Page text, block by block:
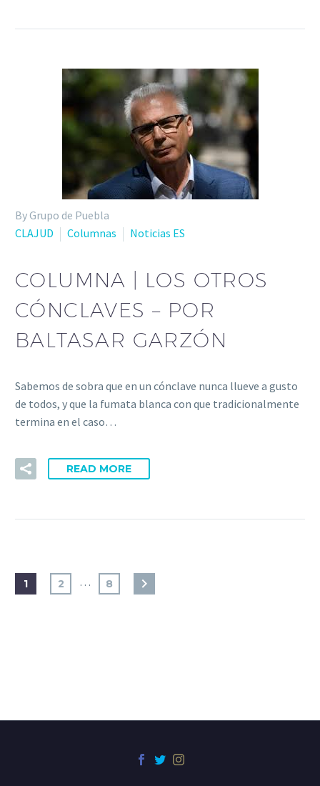
By Grupo de Puebla
CLAJUD
Columnas Noticias ES
COLUMNA | LOS OTROS
CÓNCLAVES – POR
BALTASAR GARZÓN
Sabemos de sobra que en un cónclave nunca llueve a gusto
de todos, y que la fumata blanca con que tradicionalmente
termina en el caso…
READ MORE
1 2 … 8